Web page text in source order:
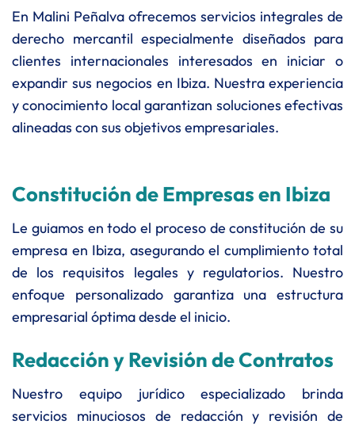
En Malini Peñalva ofrecemos servicios integrales de
derecho mercantil especialmente diseñados para
clientes internacionales interesados en iniciar o
expandir sus negocios en Ibiza. Nuestra experiencia
y conocimiento local garantizan soluciones efectivas
alineadas con sus objetivos empresariales.
Constitución de Empresas en Ibiza
Le guiamos en todo el proceso de constitución de su
empresa en Ibiza, asegurando el cumplimiento total
de los requisitos legales y regulatorios. Nuestro
enfoque personalizado garantiza una estructura
empresarial óptima desde el inicio.
Redacción y Revisión de Contratos
Nuestro equipo jurídico especializado brinda
servicios minuciosos de redacción y revisión de